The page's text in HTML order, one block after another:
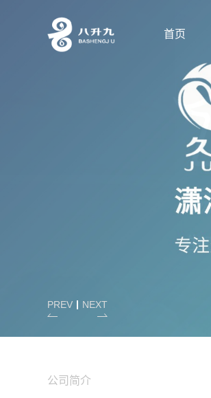
首页
PREV NEXT
公司简介